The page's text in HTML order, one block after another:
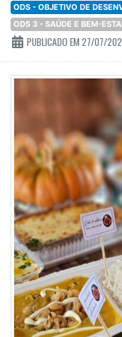
ODS - OBJETIVO DE
ODS 3 - SAÚDE E BEM-
PUBLICADO EM 27/07/